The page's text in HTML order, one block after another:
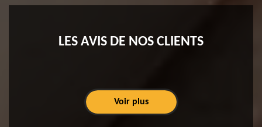
LES AVIS DE NOS CLIENTS
Voir plus